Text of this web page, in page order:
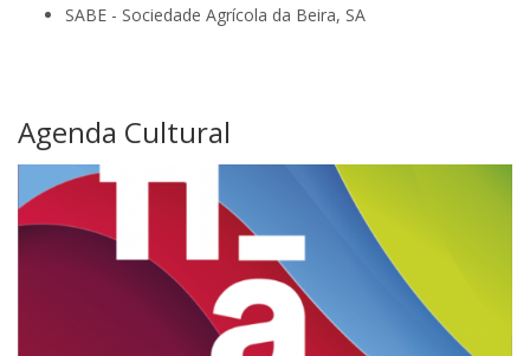
SABE - Sociedade Agrícola da Beira, SA
Agenda Cultural